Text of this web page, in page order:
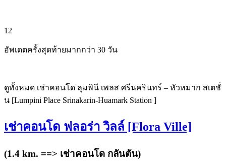
12
อัพเดตครั้งสุดท้ายมากกว่า 30 วัน
ดูทั้งหมด เช่าคอนโด ลุมพินี เพลส ศรีนครินทร์ – หัวหมาก สเตชั่
น [Lumpini Place Srinakarin-Huamark Station ]
เช่าคอนโด ฟลอร่า วิลล์ [Flora Ville]
(1.4 km. ==> เช่าคอนโด กลันตัน)